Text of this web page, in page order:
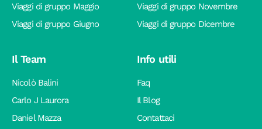
Viaggi di gruppo Maggio
Viaggi di gruppo Giugno
Viaggi di gruppo Novembre
Viaggi di gruppo Dicembre
Il Team
Nicolò Balini
Carlo J Laurora
Daniel Mazza
Info utili
Faq
Il Blog
Contattaci